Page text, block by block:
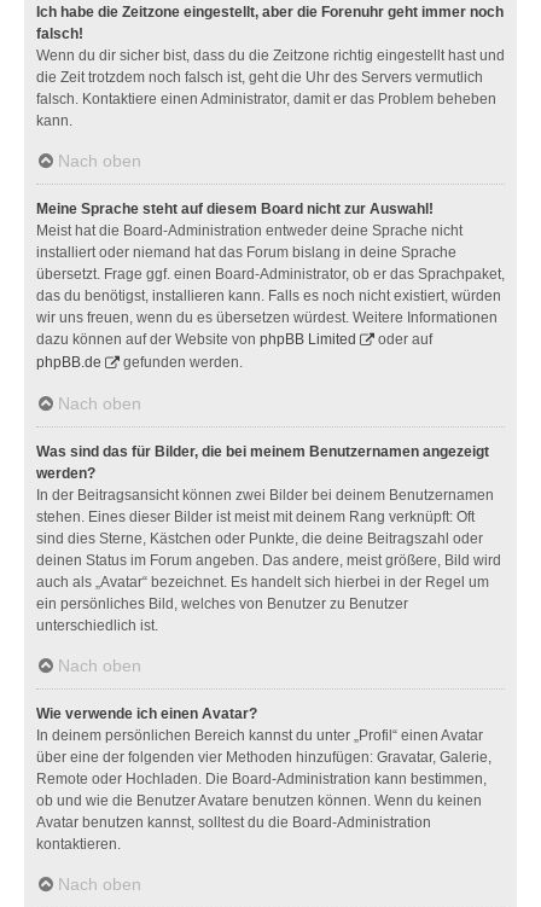
Ich habe die Zeitzone eingestellt, aber die Forenuhr geht immer noch
falsch!
Wenn du dir sicher bist, dass du die Zeitzone richtig eingestellt hast und
die Zeit trotzdem noch falsch ist, geht die Uhr des Servers vermutlich
falsch. Kontaktiere einen Administrator, damit er das Problem beheben
kann.
Nach oben
Meine Sprache steht auf diesem Board nicht zur Auswahl!
Meist hat die Board-Administration entweder deine Sprache nicht
installiert oder niemand hat das Forum bislang in deine Sprache
übersetzt. Frage ggf. einen Board-Administrator, ob er das Sprachpaket,
das du benötigst, installieren kann. Falls es noch nicht existiert, würden
wir uns freuen, wenn du es übersetzen würdest. Weitere Informationen
dazu können auf der Website von phpBB Limited
oder auf
phpBB.de
gefunden werden.
Nach oben
Was sind das für Bilder, die bei meinem Benutzernamen angezeigt
werden?
In der Beitragsansicht können zwei Bilder bei deinem Benutzernamen
stehen. Eines dieser Bilder ist meist mit deinem Rang verknüpft: Oft
sind dies Sterne, Kästchen oder Punkte, die deine Beitragszahl oder
deinen Status im Forum angeben. Das andere, meist größere, Bild wird
auch als „Avatar“ bezeichnet. Es handelt sich hierbei in der Regel um
ein persönliches Bild, welches von Benutzer zu Benutzer
unterschiedlich ist.
Nach oben
Wie verwende ich einen Avatar?
In deinem persönlichen Bereich kannst du unter „Profil“ einen Avatar
über eine der folgenden vier Methoden hinzufügen: Gravatar, Galerie,
Remote oder Hochladen. Die Board-Administration kann bestimmen,
ob und wie die Benutzer Avatare benutzen können. Wenn du keinen
Avatar benutzen kannst, solltest du die Board-Administration
kontaktieren.
Nach oben